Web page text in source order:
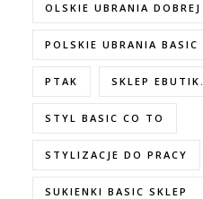
OLSKIE UBRANIA DOBREJ
POLSKIE UBRANIA BASIC
PTAK SKLEP
STYL BASIC CO TO
STYLIZACJE DO PRACY
SUKIENKI BASIC SKLEP